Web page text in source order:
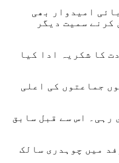
امیدوار بھی
کرنے سمیت دیگر
قیادت کا شکریہ ادا کیا
جماعتوں کی اعلی
ملنے ان کی رہائش گاہ پہنچے جہاں دونوں رہنماؤں کے درمیان ملاقات 40 منٹ تک جاری رہی۔ اس سے قبل سابق
میں چوہدری سالک